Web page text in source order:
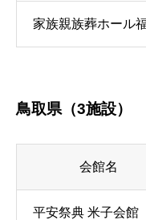
家族親族葬ホール
鳥取県（3施設）
会館名
平安祭典 米子会館